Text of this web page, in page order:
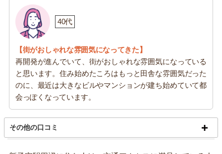
40代
【街がおしゃれな雰囲気になってきた】
再開発が進んでいて、街がおしゃれな雰囲気になっている
と思います。住み始めたころはもっと田舎な雰囲気だった
のに、最近は大きなビルやマンションが建ち始めていて都
会っぽくなっています。
その他の口コミ